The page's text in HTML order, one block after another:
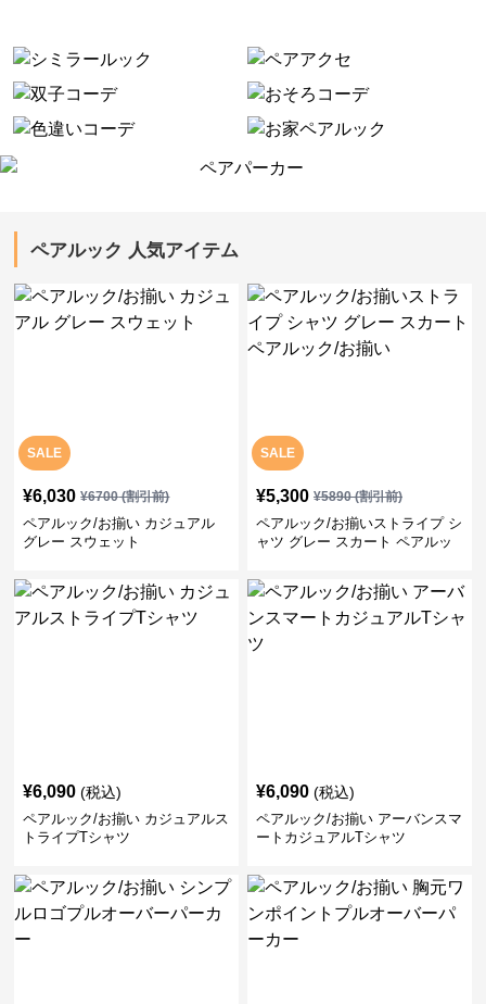
ペアルック 人気アイテム
SALE
¥6,030 ¥6700(割引前)
ペアルック/お揃い カジュアル
グレー スウェット
SALE
¥5,300 ¥5890(割引前)
ペアルック/お揃いストライプ シ
ャツ グレー スカート ペアルッ
¥6,090 (税込)
ペアルック/お揃い カジュアルス
トライプTシャツ
¥6,090 (税込)
ペアルック/お揃い アーバンスマ
ートカジュアルTシャツ